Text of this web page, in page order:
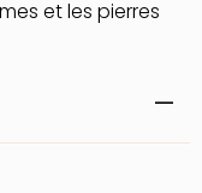
et les pierres